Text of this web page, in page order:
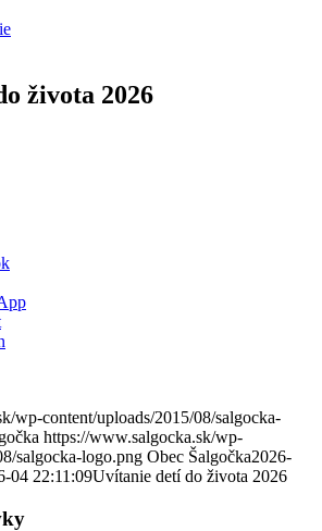
života 2026
wp-content/uploads/2015/08/salgocka-
https://www.salgocka.sk/wp-
salgocka-logo.png Obec Šalgočka2026-
04 22:11:09Uvítanie detí do života 2026